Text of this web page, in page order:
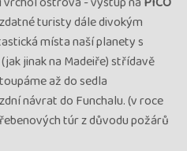
04.12. - 11.12.25 štvrtok - štvrtok
Chovancová
25MPT02711
1 596 €
cena za 8 dní
termín
turisty dále divokým
místa naší planety s
jinak na Madeiře) střídavě
až do sedla
návrat do Funchalu. (v roce
túr z důvodu požárů